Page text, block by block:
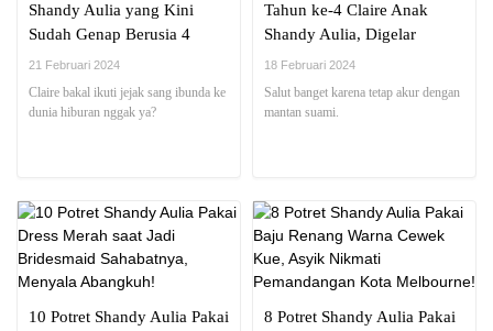
Shandy Aulia yang Kini
Sudah Genap Berusia 4
Tahun, Makin Mirip Ibunya?
21 Februari 2024
Claire bakal ikuti jejak sang ibunda ke
dunia hiburan nggak ya?
Tahun ke-4 Claire Anak
Shandy Aulia, Digelar
Meriah Bertema Disney
18 Februari 2024
Salut banget karena tetap akur dengan
mantan suami.
10 Potret Shandy Aulia Pakai
8 Potret Shandy Aulia Pakai